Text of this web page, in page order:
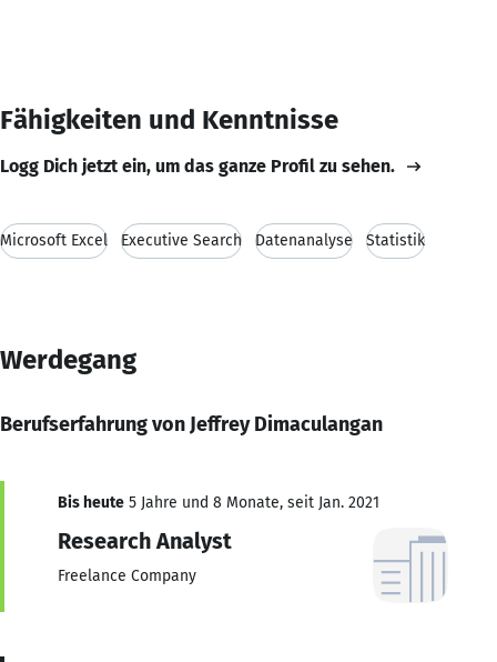
Fähigkeiten und Kenntnisse
Logg Dich jetzt ein, um das ganze Profil zu sehen.
Microsoft Excel Executive Search Datenanalyse Statistik
Werdegang
Berufserfahrung von Jeffrey Dimaculangan
Bis heute 5 Jahre und 8 Monate, seit Jan. 2021
Research Analyst
Freelance Company